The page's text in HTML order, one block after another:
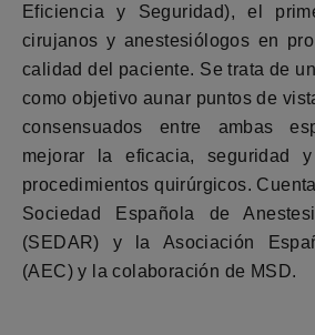
Eficiencia y Seguridad), el
cirujanos y anestesiólogos en
calidad del paciente. Se trata de
como objetivo aunar puntos de
consensuados entre ambas
mejorar la eficacia, seguridad
procedimientos quirúrgicos.
Sociedad Española de
(SEDAR) y la Asociación
(AEC) y la colaboración de MSD.